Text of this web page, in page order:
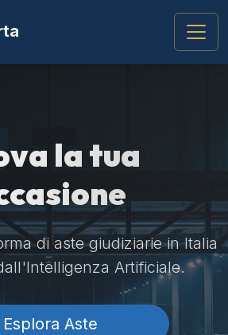
la tua
di aste giudiziarie in Italia
Artificiale.
Esplora Aste